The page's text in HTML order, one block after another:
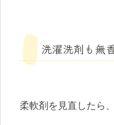
洗濯洗剤も無
柔軟剤を見直したら